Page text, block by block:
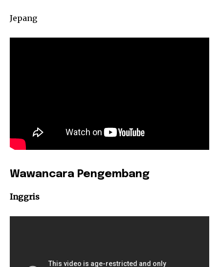
Jepang
Wawancara Pengembang
Inggris